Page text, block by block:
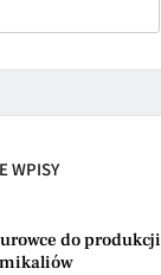
WPISY
do produkcji